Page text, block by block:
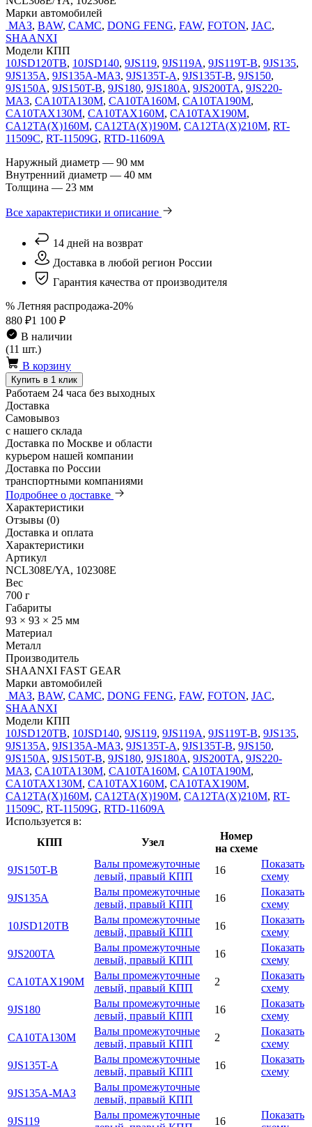
Марки автомобилей
МАЗ, BAW, CAMC, DONG FENG, FAW, FOTON, JAC,
SHAANXI
Модели КПП
10JSD120TB, 10JSD140, 9JS119, 9JS119A, 9JS119T-B, 9JS135,
9JS135A, 9JS135A-МАЗ, 9JS135T-A, 9JS135T-B, 9JS150,
9JS150A, 9JS150T-B, 9JS180, 9JS180A, 9JS200TA, 9JS220-
МАЗ, CA10TA130M, CA10TA160M, CA10TA190M,
CA10TAX130M, CA10TAX160M, CA10TAX190M,
CA12TA(X)160M, CA12TA(X)190M, CA12TA(X)210M, RT-
11509C, RT-11509G, RTD-11609A
Наружный диаметр — 90 мм
Внутренний диаметр — 40 мм
Толщина — 23 мм
Все характеристики и описание
14 дней на возврат
Доставка в любой регион России
Гарантия качества от производителя
% Летняя распродажа-20%
880 ₽1 100 ₽
В наличии
(11 шт.)
В корзину
Купить в 1 клик
Работаем 24 часа без выходных
Доставка
Самовывоз
с нашего склада
Доставка по Москве и области
курьером нашей компании
Доставка по России
транспортными компаниями
Подробнее о доставке
Характеристики
Отзывы (0)
Доставка и оплата
Характеристики
Артикул
NCL308E/YA, 102308E
Вес
700 г
Габариты
93 × 93 × 25 мм
Материал
Металл
Производитель
SHAANXI FAST GEAR
Марки автомобилей
МАЗ, BAW, CAMC, DONG FENG, FAW, FOTON, JAC,
SHAANXI
Модели КПП
10JSD120TB, 10JSD140, 9JS119, 9JS119A, 9JS119T-B, 9JS135,
9JS135A, 9JS135A-МАЗ, 9JS135T-A, 9JS135T-B, 9JS150,
9JS150A, 9JS150T-B, 9JS180, 9JS180A, 9JS200TA, 9JS220-
МАЗ, CA10TA130M, CA10TA160M, CA10TA190M,
CA10TAX130M, CA10TAX160M, CA10TAX190M,
CA12TA(X)160M, CA12TA(X)190M, CA12TA(X)210M, RT-
11509C, RT-11509G, RTD-11609A
Используется в:
КПП
Узел
Номер
на схеме
9JS150T-B
Валы промежуточные
левый, правый КПП
16
Показать
схему
9JS135A
Валы промежуточные
левый, правый КПП
16
Показать
схему
10JSD120TB
Валы промежуточные
левый, правый КПП
16
Показать
схему
9JS200TA
Валы промежуточные
левый, правый КПП
16
Показать
схему
CA10TAX190M
Валы промежуточные
левый, правый КПП
2
Показать
схему
9JS180
Валы промежуточные
левый, правый КПП
16
Показать
схему
CA10TA130M
Валы промежуточные
левый, правый КПП
2
Показать
схему
9JS135T-A
Валы промежуточные
левый, правый КПП
16
Показать
схему
9JS135A-МАЗ
Валы промежуточные
левый, правый КПП
9JS119
Валы промежуточные
16
Показать